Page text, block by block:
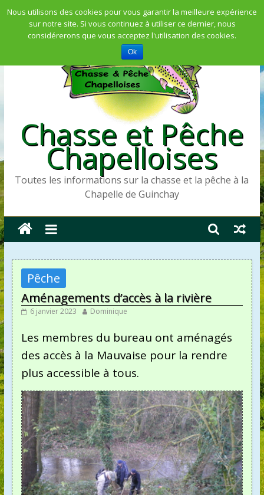
Skip
content
Chasse et Pêche
Chapelloises
Toutes les informations sur la chasse et la pêche à la
Chapelle de Guinchay
Pêche
Aménagements d’accès à la rivière
6 janvier 2023 Dominique
Les membres du bureau ont aménagés
des accès à la Mauvaise pour la rendre
plus accessible à tous.
Nous utilisons des cookies pour vous garantir la meilleure expérience
sur notre site. Si vous continuez à utiliser ce dernier, nous
considérerons que vous acceptez l'utilisation des cookies.
Ok